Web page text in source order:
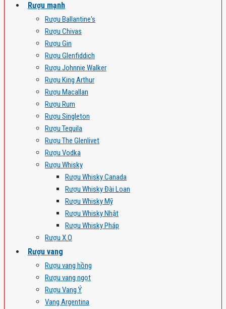
Rượu mạnh
Rượu Ballantine's
Rượu Chivas
Rượu Gin
Rượu Glenfiddich
Rượu Johnnie Walker
Rượu King Arthur
Rượu Macallan
Rượu Rum
Rượu Singleton
Rượu Tequila
Rượu The Glenlivet
Rượu Vodka
Rượu Whisky
Rượu Whisky Canada
Rượu Whisky Đài Loan
Rượu Whisky Mỹ
Rượu Whisky Nhật
Rượu Whisky Pháp
Rượu X.O
Rượu vang
Rượu vang hồng
Rượu vang ngọt
Rượu Vang Ý
Vang Argentina